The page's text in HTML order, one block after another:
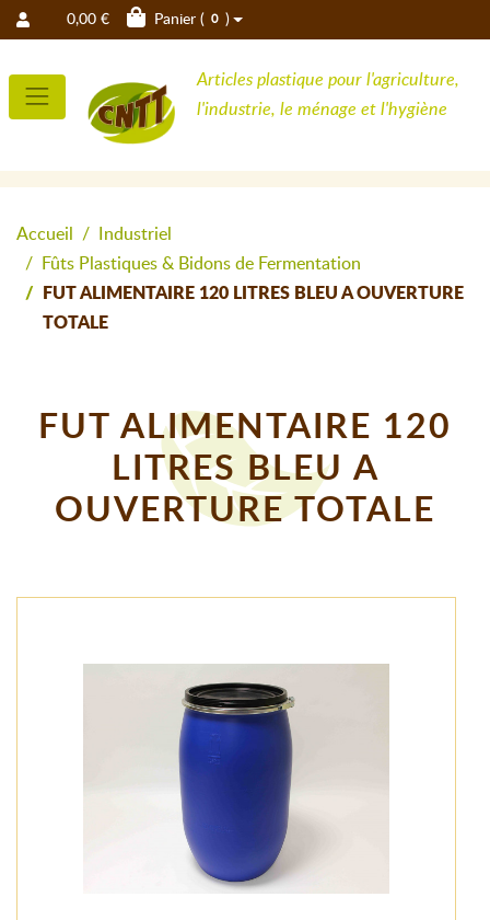
0,00 € Panier ( 0 )
Articles plastique pour l'agriculture,
l'industrie, le ménage et l'hygiène
Accueil
Industriel
Fûts Plastiques & Bidons de Fermentation
FUT ALIMENTAIRE 120 LITRES BLEU A OUVERTURE
TOTALE
FUT ALIMENTAIRE 120
LITRES BLEU A
OUVERTURE TOTALE